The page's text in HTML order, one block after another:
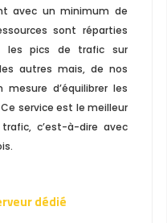
avec un minimum de
sont réparties
les pics de trafic sur
autres mais, de nos
d’équilibrer les
service est le meilleur
c’est-à-dire avec
dédié